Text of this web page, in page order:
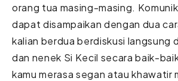
orang tua masing-masing.
dapat disampaikan dengan dua
kalian berdua berdiskusi langsung
dan nenek Si Kecil secara baik-
kamu merasa segan atau khawatir